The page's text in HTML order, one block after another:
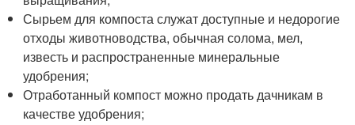
Сырьем для компоста служат доступные и недорогие
отходы животноводства, обычная солома, мел,
известь и распространенные минеральные
удобрения;
Отработанный компост можно продать дачникам в
качестве удобрения;